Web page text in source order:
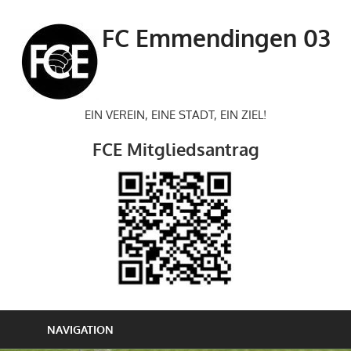
springen
FC Emmendingen 03
EIN VEREIN, EINE STADT, EIN ZIEL!
FCE Mitgliedsantrag
NAVIGATION